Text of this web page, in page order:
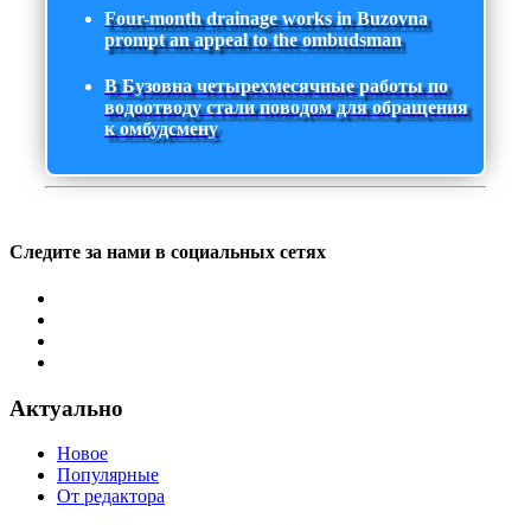
Four-month drainage works in Buzovna
prompt an appeal to the ombudsman
В Бузовна четырехмесячные работы по
водоотводу стали поводом для обращения
к омбудсмену
Следите за нами в социальных сетях
Актуально
Новое
Популярные
От редактора